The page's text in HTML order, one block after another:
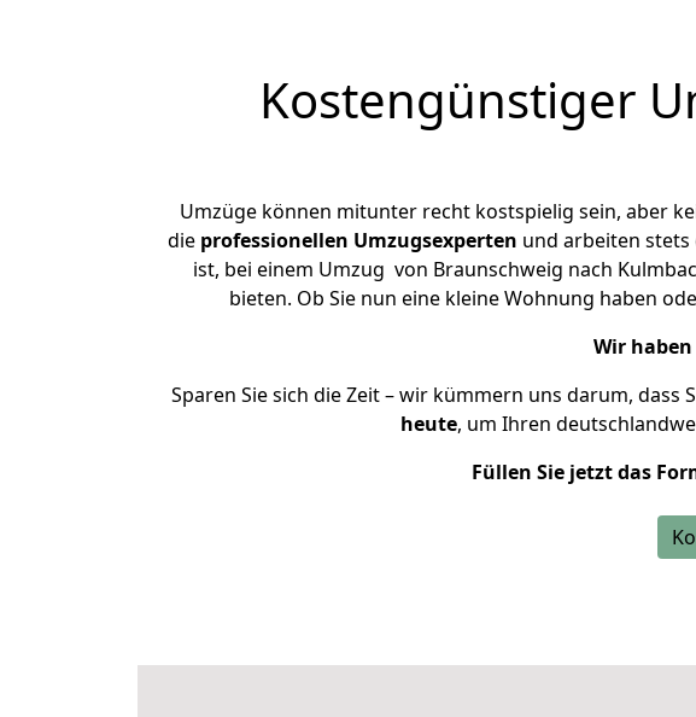
Kostengünstiger
Umzüge können mitunter recht kostspielig sein, aber
die professionellen Umzugsexperten und arbeiten stets
ist, bei einem Umzug von Braunschweig nach
bieten. Ob Sie nun eine kleine Wohnung haben
Wir
Sparen Sie sich die Zeit – wir kümmern uns darum, dass
heute, um Ihren
Füllen Sie jetzt das